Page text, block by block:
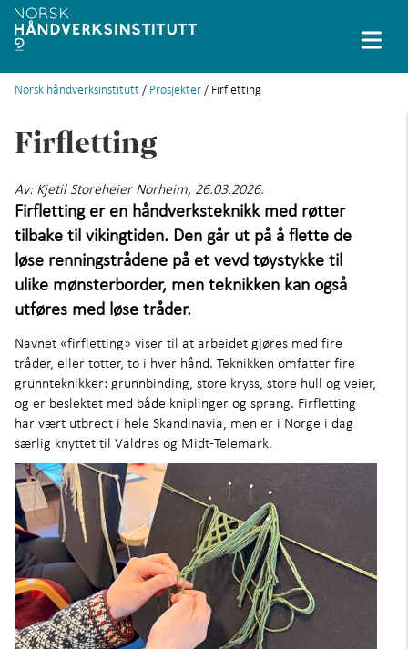
English
Prosjekter
Databaser +
Stipendiater +
Små håndverksfag +
Immateriell kulturarv
Løfte håndverket +
Om oss +
Norsk håndverksinstitutt / Prosjekter / Firfletting
Firfletting
Av: Kjetil Storeheier Norheim, 26.03.2026.
Firfletting er en håndverksteknikk med røtter
tilbake til vikingtiden. Den går ut på å flette de
løse renningstrådene på et vevd tøystykke til
ulike mønsterborder, men teknikken kan også
utføres med løse tråder.
Navnet «firfletting» viser til at arbeidet gjøres med fire
tråder, eller totter, to i hver hånd. Teknikken omfatter fire
grunnteknikker: grunnbinding, store kryss, store hull og veier,
og er beslektet med både kniplinger og sprang. Firfletting
har vært utbredt i hele Skandinavia, men er i Norge i dag
særlig knyttet til Valdres og Midt-Telemark.